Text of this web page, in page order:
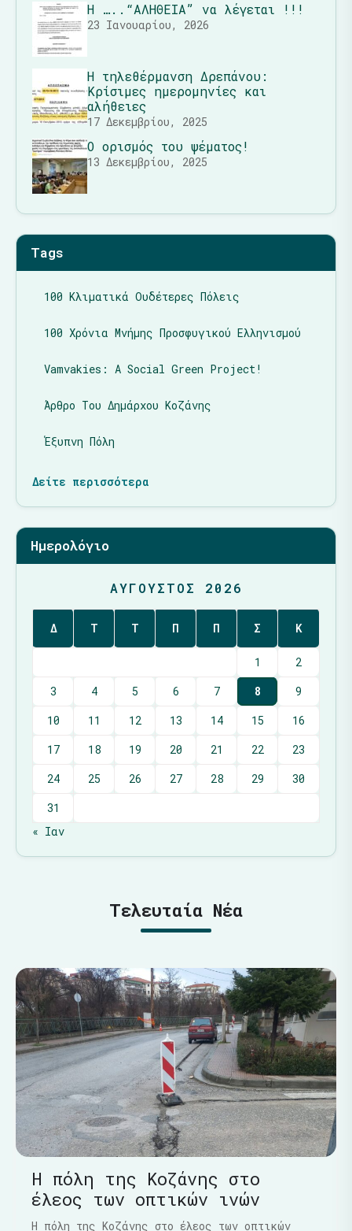
Η …..“ΑΛΗΘΕΙΑ” να λέγεται !!!
23 Ιανουαρίου, 2026
Η τηλεθέρμανση Δρεπάνου:
Κρίσιμες ημερομηνίες και
αλήθειες
17 Δεκεμβρίου, 2025
Ο ορισμός του ψέματος!
13 Δεκεμβρίου, 2025
Tags
100 Κλιματικά Ουδέτερες Πόλεις
100 Χρόνια Μνήμης Προσφυγικού Ελληνισμού
Vamvakies: A Social Green Project!
Άρθρο Του Δημάρχου Κοζάνης
Έξυπνη Πόλη
Δείτε περισσότερα
Ημερολόγιο
ΑΎΓΟΥΣΤΟΣ 2026
Δ Τ Τ Π Π Σ Κ
1
2
3
4 5 6 7 8
9
10
11 12 13 14 15
16
17
18 19 20 21 22
23
24
25 26 27 28 29
30
31
« Ιαν
Τελευταία Νέα
Η πόλη της Κοζάνης στο
έλεος των οπτικών ινών
Η πόλη της Κοζάνης στο έλεος των οπτικών